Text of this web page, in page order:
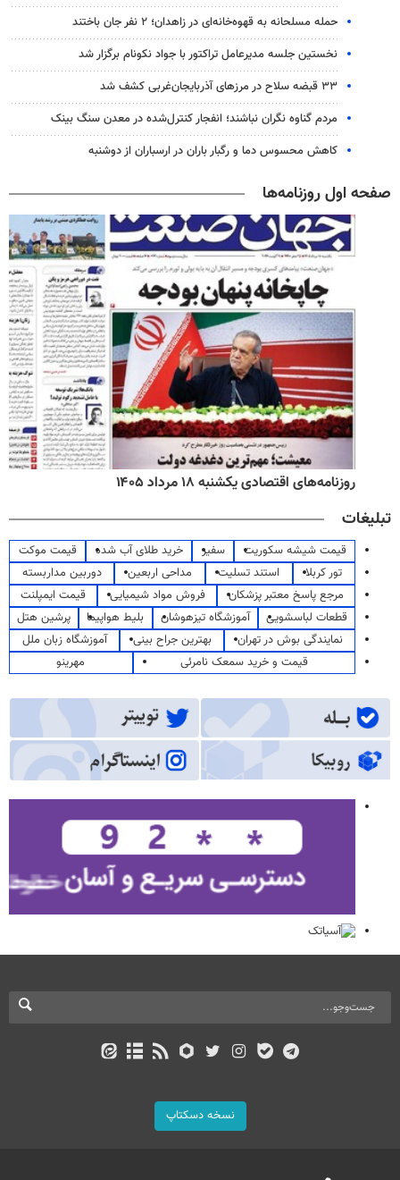
حمله مسلحانه به قهوه‌خانه‌ای در زاهدان؛ ۲ نفر جان باختند
نخستین جلسه مدیرعامل تراکتور با جواد نکونام برگزار شد
۳۳ قبضه سلاح در مرزهای آذربایجان‌غربی کشف شد
مردم گناوه نگران نباشند؛ انفجار کنترل‌شده در معدن سنگ بینک
کاهش محسوس دما و رگبار باران در ارسباران از دوشنبه
صفحه اول روزنامه‌ها
روزنامه‌های اقتصادی یکشنبه ۱۸ مرداد ۱۴۰۵
تبلیغات
قیمت شیشه سکوریت سفیر خرید طلای آب شده
قیمت موکت
تور کربلا
استند تسلیت مداحی اربعین
دوربین مداربسته
مرجع پاسخ معتبر پزشکان
فروش مواد شیمیایی
قیمت ایمپلنت
قطعات لباسشویی
آموزشگاه تیزهوشان بلیط هواپیما
پرشین هتل
نمایندگی بوش در تهران
بهترین جراح بینی
آموزشگاه زبان ملل
قیمت و خرید سمعک نامرئی
مهرینو
نسخه دسکتاپ